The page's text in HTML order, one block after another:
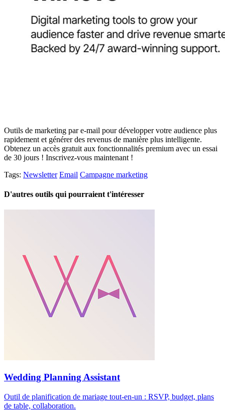
Outils de marketing par e-mail pour développer votre audience plus
rapidement et générer des revenus de manière plus intelligente.
Obtenez un accès gratuit aux fonctionnalités premium avec un essai
de 30 jours ! Inscrivez-vous maintenant !
Tags: Newsletter Email Campagne marketing
D'autres outils qui pourraient t'intéresser
Wedding Planning Assistant
Outil de planification de mariage tout-en-un : RSVP, budget, plans
de table, collaboration.